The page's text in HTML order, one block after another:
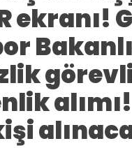
ekranı!